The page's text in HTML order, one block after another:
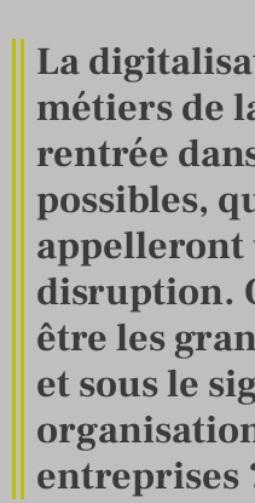
La
métiers de
rentrée
possibles,
appelleront
disruption.
être les
et sous le
entreprises